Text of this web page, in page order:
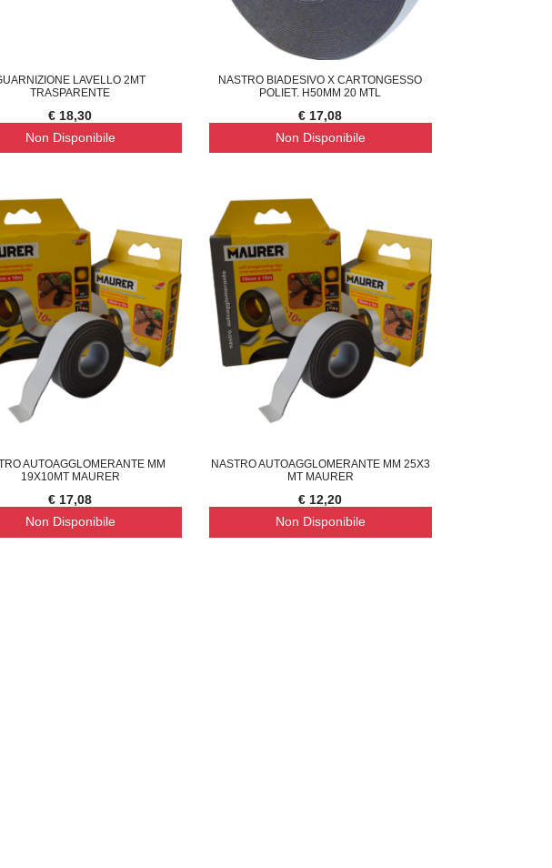
LAVELLO 2MT
TRASPARENTE
€ 18,30
Non Disponibile
NASTRO BIADESIVO X CARTONGESSO
POLIET. H50MM 20 MTL
€ 17,08
Non Disponibile
AUTOAGGLOMERANTE MM
19X10MT MAURER
€ 17,08
Non Disponibile
NASTRO AUTOAGGLOMERANTE MM 25X3
MT MAURER
€ 12,20
Non Disponibile